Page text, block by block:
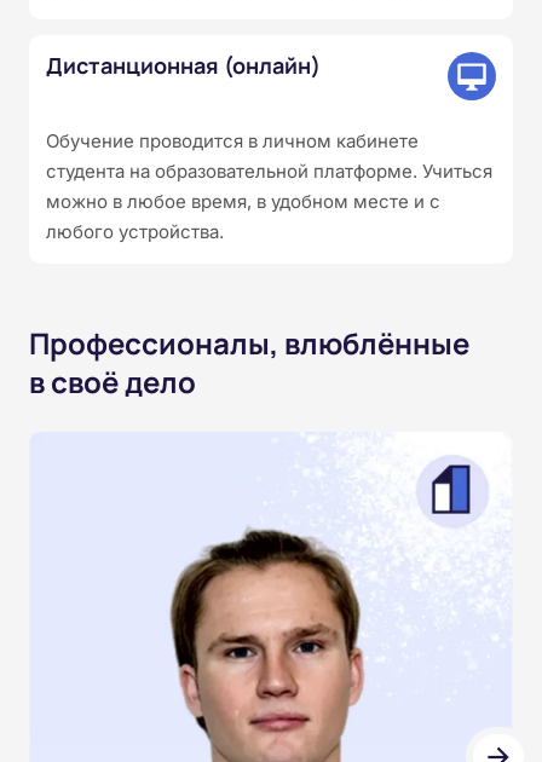
Дистанционная (онлайн)
Обучение проводится в личном кабинете
студента на образовательной платформе. Учиться
можно в любое время, в удобном месте и с
любого устройства.
Профессионалы, влюблённые
в своё дело